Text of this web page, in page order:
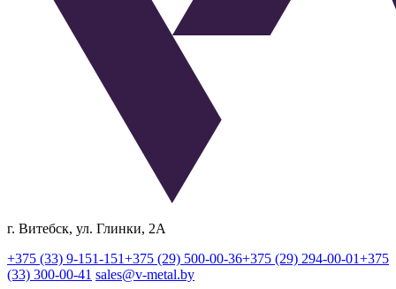
г. Витебск, ул. Глинки, 2А
+375 (33) 9-151-151+375 (29) 500-00-36+375 (29) 294-00-01+375
(33) 300-00-41 sales@v-metal.by